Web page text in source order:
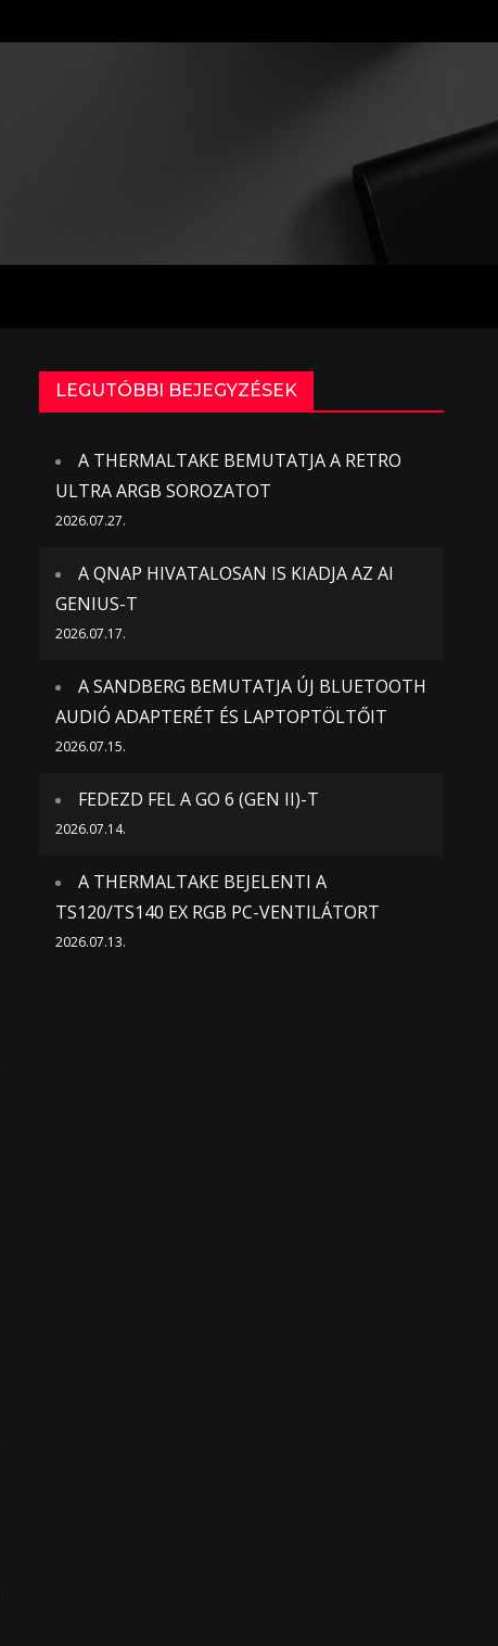
LEGUTÓBBI BEJEGYZÉSEK
A THERMALTAKE BEMUTATJA A RETRO
ULTRA ARGB SOROZATOT
2026.07.27.
A QNAP HIVATALOSAN IS KIADJA AZ AI
GENIUS-T
2026.07.17.
A SANDBERG BEMUTATJA ÚJ BLUETOOTH
AUDIÓ ADAPTERÉT ÉS LAPTOPTÖLTŐIT
2026.07.15.
FEDEZD FEL A GO 6 (GEN II)-T
2026.07.14.
A THERMALTAKE BEJELENTI A
TS120/TS140 EX RGB PC-VENTILÁTORT
2026.07.13.